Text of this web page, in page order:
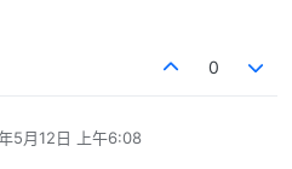
0
5月12日 上午6:08